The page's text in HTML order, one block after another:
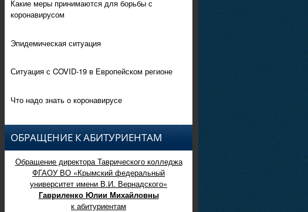
Какие меры принимаются для борьбы с
коронавирусом
Эпидемическая ситуация
Ситуация с COVID-19 в Европейском регионе
Что надо знать о коронавирусе
ОБРАЩЕНИЕ К АБИТУРИЕНТАМ
Обращение директора Таврического колледжа
ФГАОУ ВО «Крымский федеральный
университет имени В.И. Вернадского»
Гавриленко Юлии Михайловны
к абитуриентам